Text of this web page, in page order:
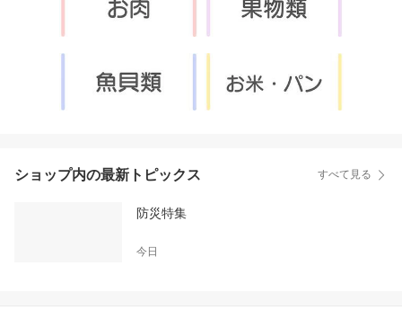
ショップ内の最新トピックス すべて見る
防災特集
今日